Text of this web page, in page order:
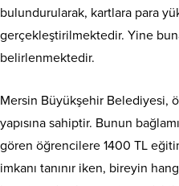
bulundurularak, kartlara para
gerçekleştirilmektedir. Yine buna
belirlenmektedir.
Mersin Büyükşehir Belediyesi,
yapısına sahiptir. Bunun
gören öğrencilere 1400 TL
imkanı tanınır iken, bireyin